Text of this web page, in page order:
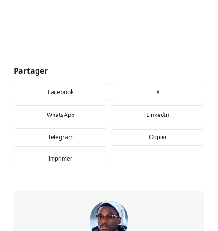
Partager
Facebook X
WhatsApp LinkedIn
Telegram Copier
Imprimer